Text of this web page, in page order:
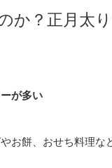
？正月太り
が多い
お餅、おせち料理な